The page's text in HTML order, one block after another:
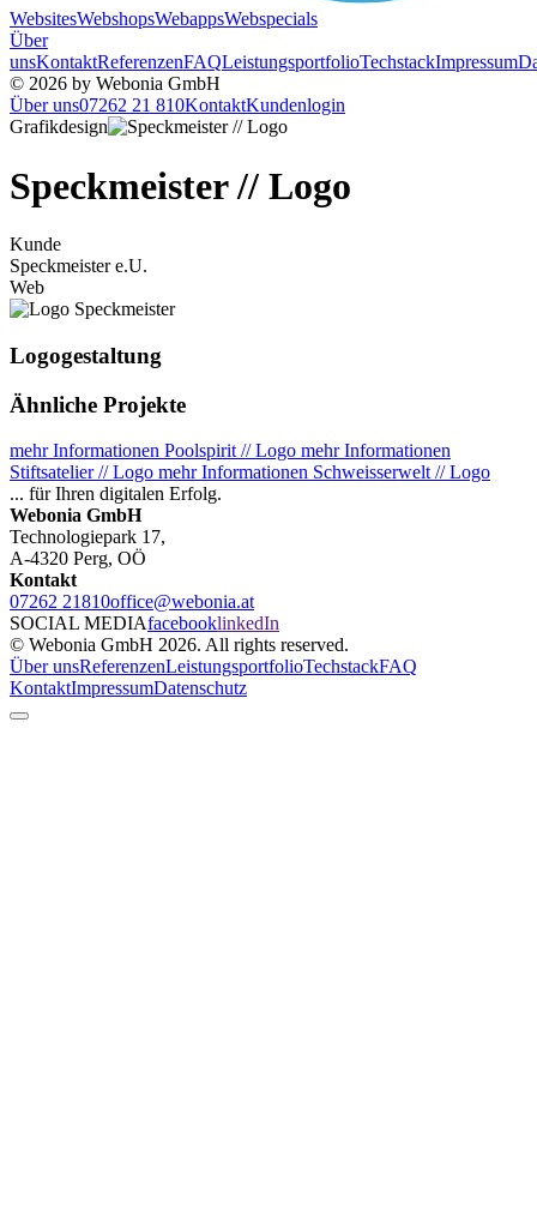
WebsitesWebshopsWebappsWebspecials
Über
unsKontaktReferenzenFAQLeistungsportfolioTechstackImpressum
© 2026 by Webonia GmbH
Über uns07262 21 810KontaktKundenlogin
Grafikdesign
Speckmeister // Logo
Kunde
Speckmeister e.U.
Web
Logogestaltung
Ähnliche Projekte
mehr Informationen Poolspirit // Logo mehr Informationen
Stiftsatelier // Logo mehr Informationen Schweisserwelt // Logo
... für Ihren digitalen Erfolg.
Webonia GmbH
Technologiepark 17,
A-4320 Perg, OÖ
Kontakt
07262 21810office@webonia.at
SOCIAL MEDIAfacebooklinkedIn
© Webonia GmbH 2026. All rights reserved.
Über unsReferenzenLeistungsportfolioTechstackFAQ
KontaktImpressumDatenschutz